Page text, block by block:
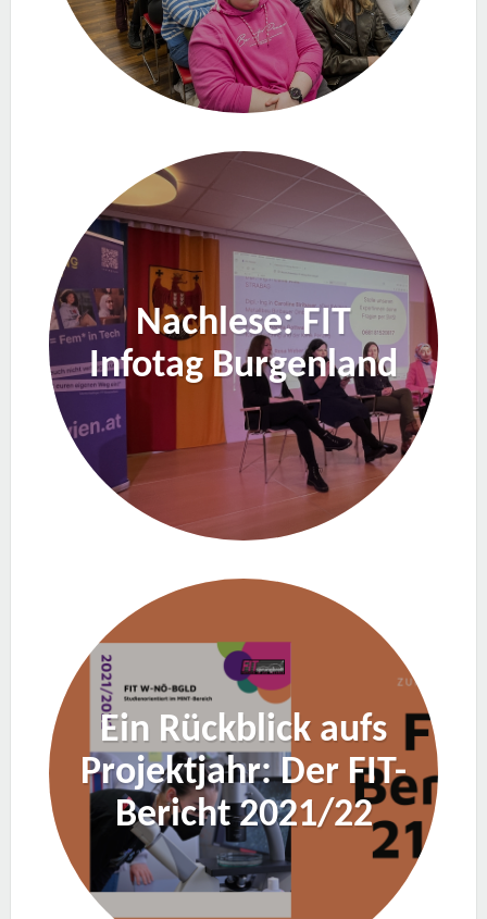
Nachlese: FIT
Infotag Burgenland
Ein Rückblick aufs
Projektjahr: Der FIT-
Bericht 2021/22